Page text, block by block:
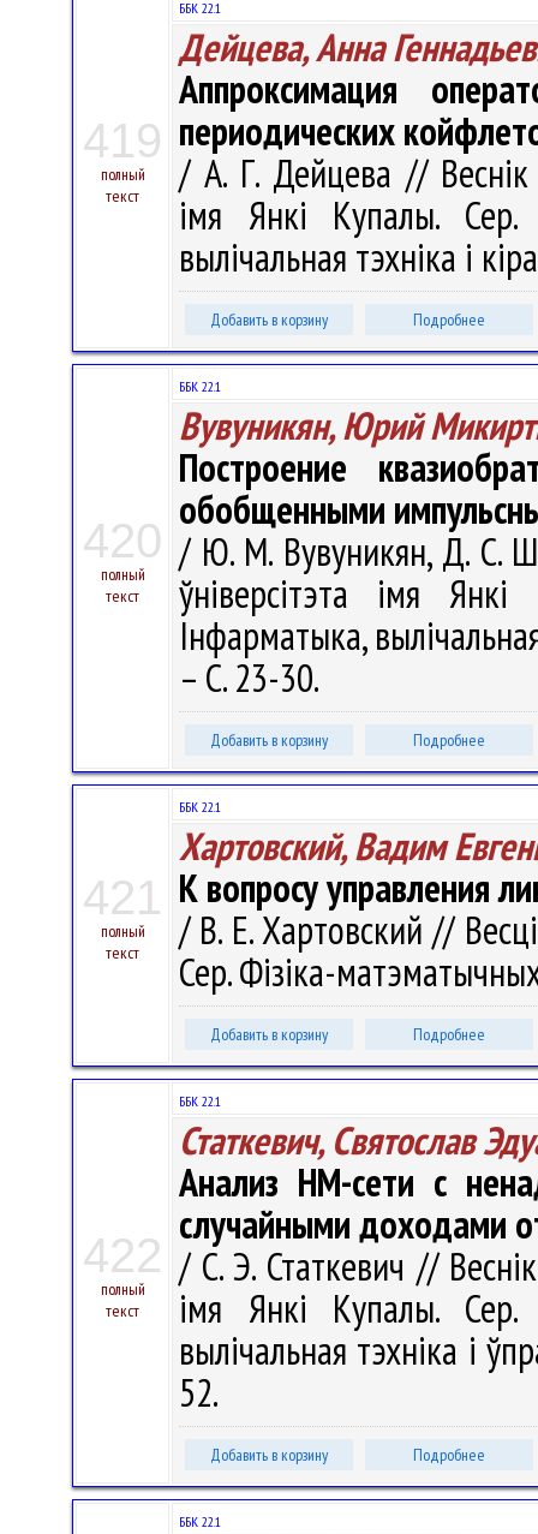
419
полный
текст
ББК 22.1
Дейцева, Анна
Аппроксимация
периодических
/ А. Г. Дейцева // Веснік
імя Янкі Купалы. Сер.
вылічальная тэхніка і
Добавить в корзину Подробнее
420
полный
текст
ББК 22.1
Вувуникян, Юрий
Построение
обобщенными
/ Ю. М. Вувуникян, Д. С.
ўніверсітэта імя
Інфарматыка,
– С. 23-30.
Добавить в корзину Подробнее
421
полный
текст
ББК 22.1
Хартовский, Вадим
К вопросу управления
/ В. Е. Хартовский //
Сер. Фізіка-
Добавить в корзину Подробнее
422
полный
текст
ББК 22.1
Статкевич, Святослав
Анализ НМ-сети с
случайными доходами
/ С. Э. Статкевич //
імя Янкі Купалы. Сер.
вылічальная тэхніка і
52.
Добавить в корзину Подробнее
ББК 22.1